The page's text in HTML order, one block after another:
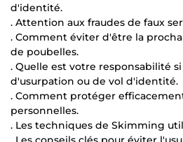
d'identité.
. Attention aux fraudes de faux
. Comment éviter d'être la
de poubelles.
. Quelle est votre responsabilité
d'usurpation ou de vol d'identité.
. Comment protéger
personnelles.
. Les techniques de Skimming